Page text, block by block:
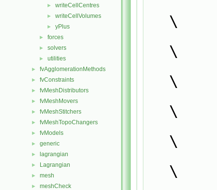
► writeCellCentres
► writeCellVolumes
► yPlus
► forces
► solvers
► utilities
► fvAgglomerationMethods
► fvConstraints
► fvMeshDistributors
► fvMeshMovers
► fvMeshStitchers
► fvMeshTopoChangers
► fvModels
► generic
► lagrangian
► Lagrangian
► mesh
► meshCheck
\
\
\
\
\
\